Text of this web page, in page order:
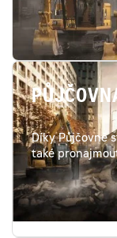
Díky Půjčovně
také